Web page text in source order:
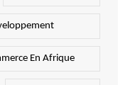
En Afrique